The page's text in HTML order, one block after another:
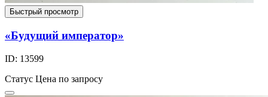
Быстрый просмотр
«Будущий император»
ID: 13599
Статус Цена по запросу